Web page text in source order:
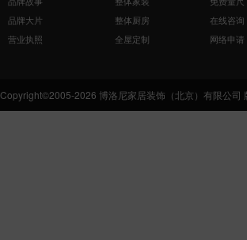
品牌大片
营业执照
整体厨房
全屋定制
在线咨询
网络申请
Copyright©2005-2026 博洛尼家居装饰（北京）有限公司